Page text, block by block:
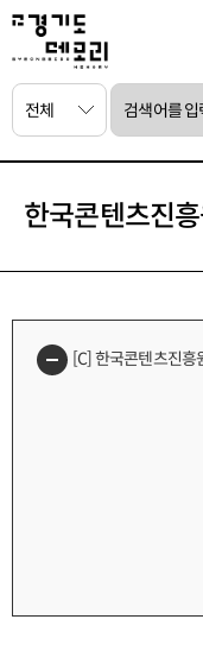
한국콘텐츠진
[C] 한국콘텐츠진흥